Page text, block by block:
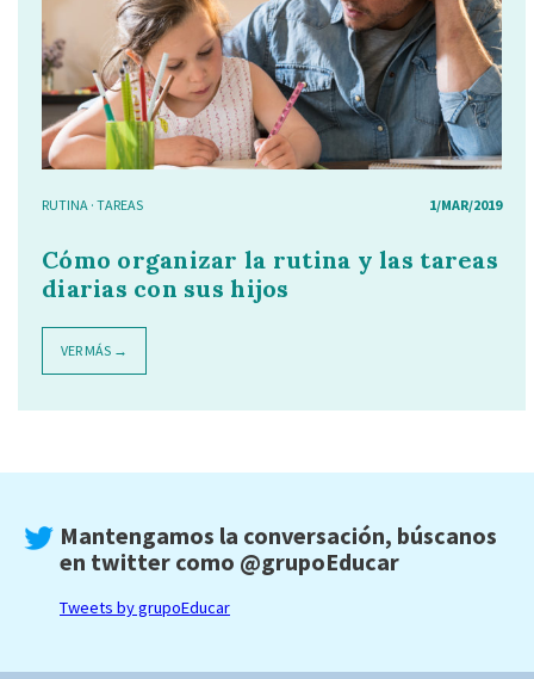
RUTINA · TAREAS 1/MAR/2019
Cómo organizar la rutina y las tareas
diarias con sus hijos
VER MÁS →
Mantengamos la conversación, búscanos
en twitter como @grupoEducar
Tweets by grupoEducar